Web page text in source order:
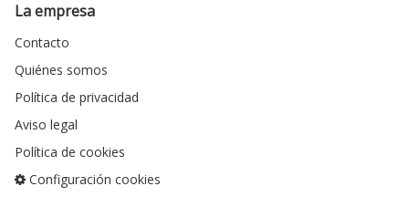
La empresa
Contacto
Quiénes somos
Política de privacidad
Aviso legal
Política de cookies
Configuración cookies